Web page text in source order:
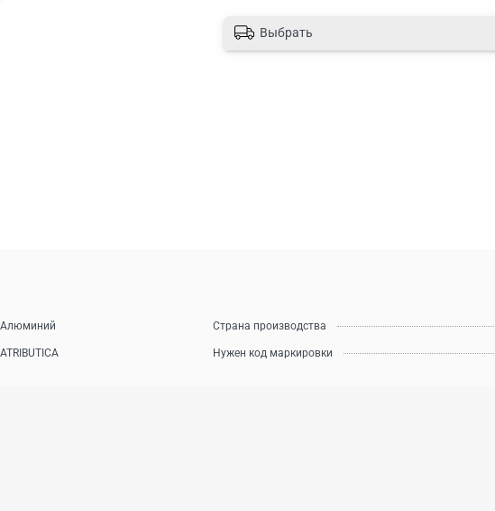
Выбрать
Алюминий Страна производства
ATRIBUTICA Нужен код маркировки